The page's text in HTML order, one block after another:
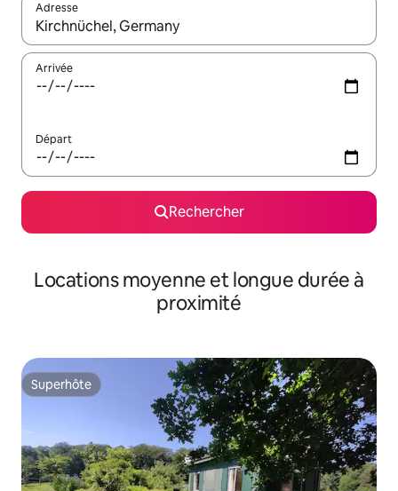
Adresse
Lorsque les résultats s'affichent, utilisez les flèches vers le
Arrivée
Départ
Rechercher
Locations moyenne et longue durée à
proximité
Superhôte
Superhôte